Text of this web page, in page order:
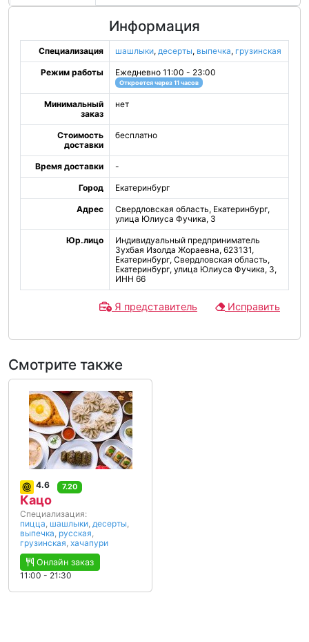
Информация
Специализация шашлыки, десерты, выпечка, грузинская
Режим работы Ежедневно 11:00 - 23:00
Откроется через 11 часов
Минимальный
заказ
нет
Стоимость
доставки
бесплатно
Время доставки -
Город Екатеринбург
Адрес
Свердловская область, Екатеринбург,
улица Юлиуса Фучика, 3
Юр.лицо
Индивидуальный предприниматель
Зухбая Изолда Жораевна, 623131,
Екатеринбург, Свердловская область,
Екатеринбург, улица Юлиуса Фучика, 3,
ИНН 66
Исправить
Я представитель
Смотрите также
4.6 7.20
Кацо
Специализация:
пицца, шашлыки, десерты,
выпечка, русская,
грузинская, хачапури
Онлайн заказ
11:00 - 21:30